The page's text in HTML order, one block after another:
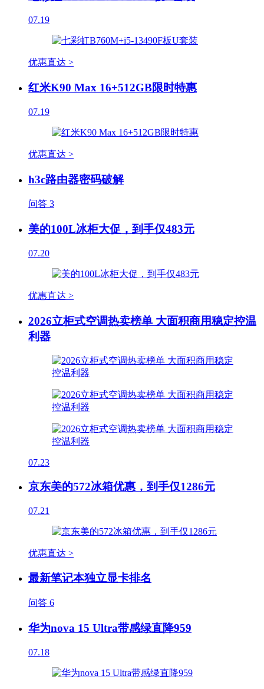
07.19
优惠直达 >
红米K90 Max 16+512GB限时特惠
07.19
优惠直达 >
h3c路由器密码破解
问答 3
美的100L冰柜大促，到手仅483元
07.20
优惠直达 >
2026立柜式空调热卖榜单 大面积商用稳定控温
利器
07.23
京东美的572冰箱优惠，到手仅1286元
07.21
优惠直达 >
最新笔记本独立显卡排名
问答 6
华为nova 15 Ultra带感绿直降959
07.18